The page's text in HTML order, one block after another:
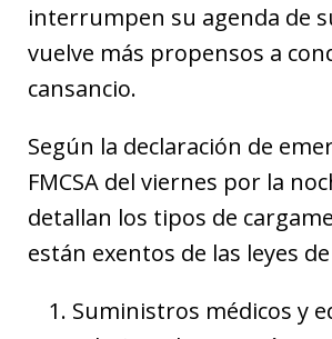
interrumpen su agenda de
vuelve más propensos a
cansancio.
Según la declaración de
FMCSA del viernes por la
detallan los tipos de
están exentos de las leyes de
Suministros médicos y